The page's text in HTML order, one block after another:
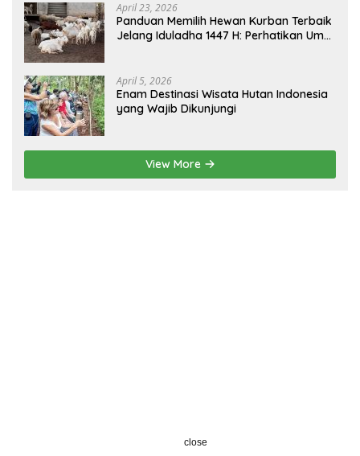
April 23, 2026
Panduan Memilih Hewan Kurban Terbaik
Jelang Iduladha 1447 H: Perhatikan Umur
April 5, 2026
Enam Destinasi Wisata Hutan Indonesia
yang Wajib Dikunjungi
View More
close